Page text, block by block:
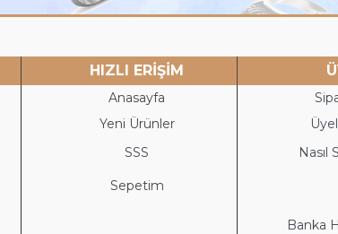
HIZLI ERİŞİM
Anasayfa
Yeni Ürünler
SSS Nasıl
Sepetim
Banka